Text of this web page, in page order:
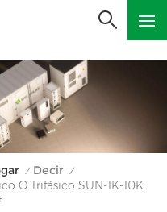
/ Decir /
O Trifásico SUN-1K-10K